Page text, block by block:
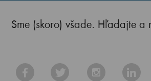
Sme (skoro) všade. Hľadajte a